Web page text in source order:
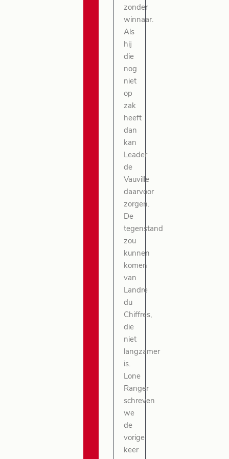
zonder
winnaar.
Als
hij
die
nog
niet
op
zak
heeft
dan
kan
Leader
de
Vauville
daarvoor
zorgen.
De
tegenstand
zou
kunnen
komen
van
Landre
du
Chiffres,
die
niet
langzamer
is.
Lone
Ranger
schreven
we
de
vorige
keer